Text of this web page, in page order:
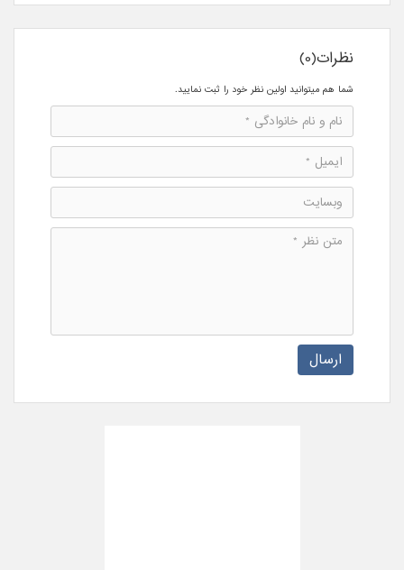
نظرات(0)
شما هم میتوانید اولین نظر خود را ثبت نمایید.
ارسال